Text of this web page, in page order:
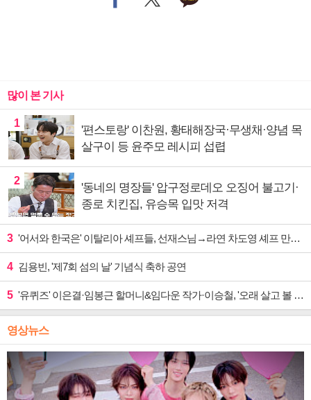
많이 본 기사
1
'편스토랑' 이찬원, 황태해장국·무생채·양념 목
살구이 등 윤주모 레시피 섭렵
2
'동네의 명장들' 압구정로데오 오징어 불고기·
종로 치킨집, 유승목 입맛 저격
3 '어서와 한국은' 이탈리아 셰프들, 선재스님→라연 차도영 셰프 만난다
4 김용빈, '제7회 섬의 날' 기념식 축하 공연
5 '유퀴즈' 이은결·임봉근 할머니&임다운 작가·이승철, '오래 살고 볼 일' 특집 출격
영상뉴스